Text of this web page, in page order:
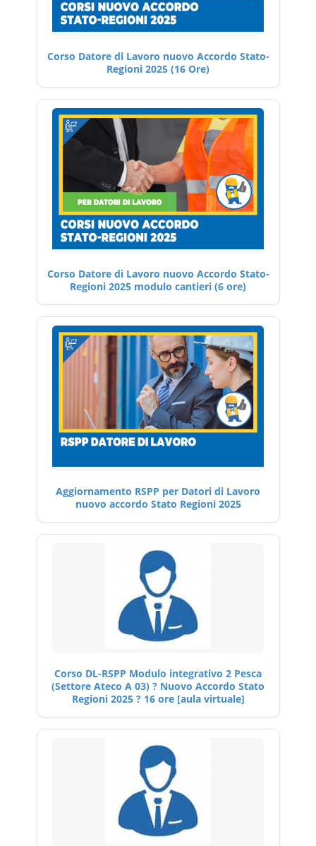
Corso Datore di Lavoro nuovo Accordo Stato-
Regioni 2025 (16 Ore)
Corso Datore di Lavoro nuovo Accordo Stato-
Regioni 2025 modulo cantieri (6 ore)
Aggiornamento RSPP per Datori di Lavoro
nuovo accordo Stato Regioni 2025
Corso DL-RSPP Modulo integrativo 2 Pesca
(Settore Ateco A 03) ? Nuovo Accordo Stato
Regioni 2025 ? 16 ore [aula virtuale]